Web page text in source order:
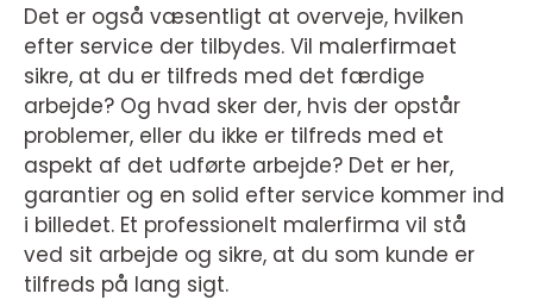
Det er også væsentligt at overveje, hvilken
efter service der tilbydes. Vil malerfirmaet
sikre, at du er tilfreds med det færdige
arbejde? Og hvad sker der, hvis der opstår
problemer, eller du ikke er tilfreds med et
aspekt af det udførte arbejde? Det er her,
garantier og en solid efter service kommer ind
i billedet. Et professionelt malerfirma vil stå
ved sit arbejde og sikre, at du som kunde er
tilfreds på lang sigt.